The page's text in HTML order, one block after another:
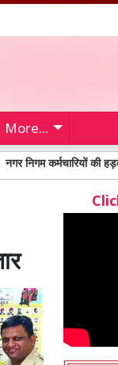
More...
कर्मचारियों की हड़ताल चौथे